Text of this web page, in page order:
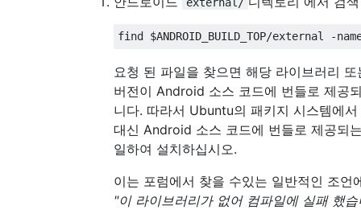
요청 된 파일을 찾으면 해당 라이브러리
버전이 Android 소스 코드에 번들로 제공
니다. 따라서 Ubuntu의 패키지 시스템에
대신 Android 소스 코드에 번들로 제공되
일하여 설치하십시오.
이는 포럼에서 찾을 수있는 일반적인 조언
"이 라이브러리가 없어 컴파일에 실패 했